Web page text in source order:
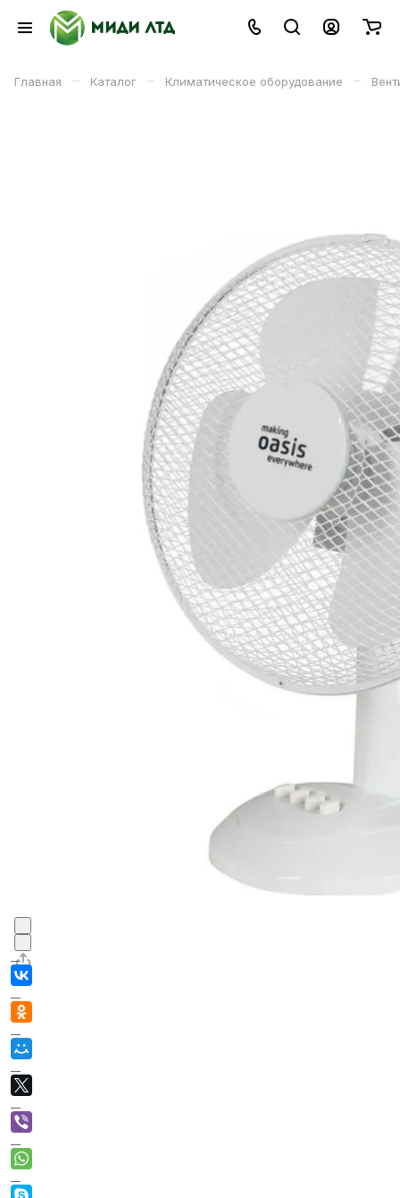
Главная – Каталог – Климатическое оборудование –